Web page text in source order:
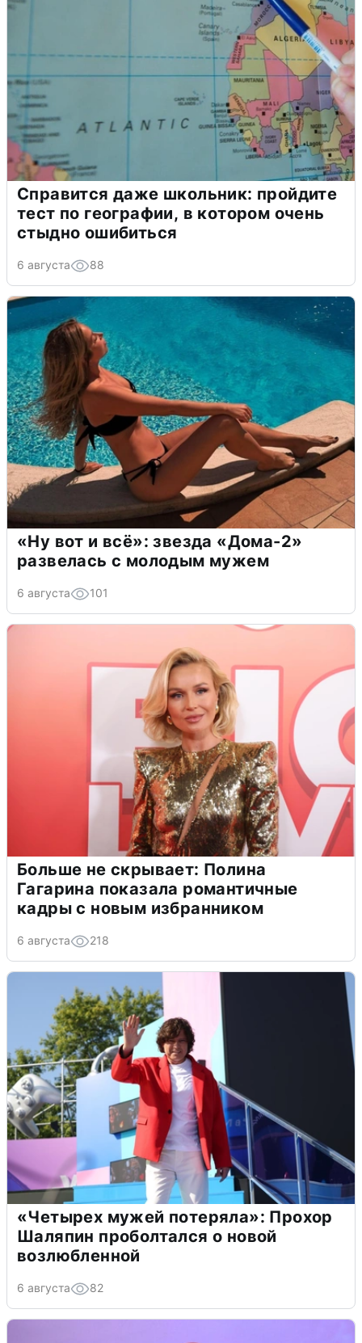
Справится даже школьник: пройдите
тест по географии, в котором очень
стыдно ошибиться
6 августа 88
«Ну вот и всё»: звезда «Дома-2»
развелась с молодым мужем
6 августа 101
Больше не скрывает: Полина
Гагарина показала романтичные
кадры с новым избранником
6 августа 218
«Четырех мужей потеряла»: Прохор
Шаляпин проболтался о новой
возлюбленной
6 августа 82